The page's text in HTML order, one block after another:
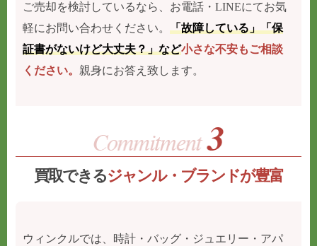
ご売却を検討しているなら、お電話・LINEにてお気
軽にお問い合わせください。「故障している」「保
証書がないけど大丈夫？」など小さな不安もご相談
ください。親身にお答え致します。
買取できるジャンル・ブランドが豊富
ウィンクルでは、時計・バッグ・ジュエリー・アパ